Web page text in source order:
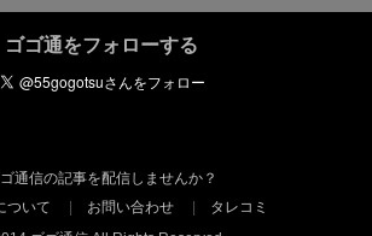
ゴゴ通をフォローする
通信の記事を配信しませんか？
ついて
お問い合わせ
タレコミ